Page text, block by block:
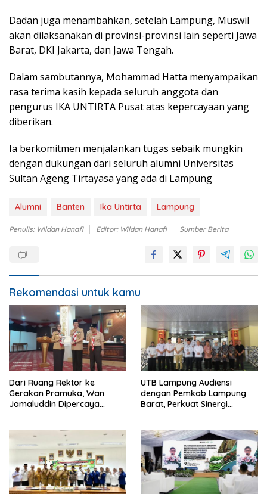
Dadan juga menambahkan, setelah Lampung, Muswil
akan dilaksanakan di provinsi-provinsi lain seperti Jawa
Barat, DKI Jakarta, dan Jawa Tengah.
Dalam sambutannya, Mohammad Hatta menyampaikan
rasa terima kasih kepada seluruh anggota dan
pengurus IKA UNTIRTA Pusat atas kepercayaan yang
diberikan.
Ia berkomitmen menjalankan tugas sebaik mungkin
dengan dukungan dari seluruh alumni Universitas
Sultan Ageng Tirtayasa yang ada di Lampung
Alumni Banten Ika Untirta Lampung
Penulis: Wildan Hanafi Editor: Wildan Hanafi Sumber Berita
Rekomendasi untuk kamu
Dari Ruang Rektor ke
Gerakan Pramuka, Wan
Jamaluddin Dipercaya
UTB Lampung Audiensi
dengan Pemkab Lampung
Barat, Perkuat Sinergi